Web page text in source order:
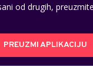
od drugih,
PREUZMI APLIKACIJU